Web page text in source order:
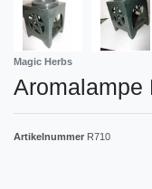
Magic Herbs
Aromalampe
Artikelnummer R710